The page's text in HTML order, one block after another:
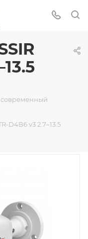
D4B6 v3 2.7–13.5